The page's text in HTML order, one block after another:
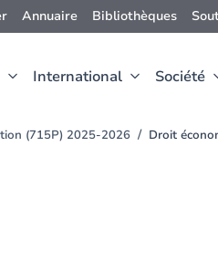
Annuaire Bibliothèques
International Société
(715P) 2025-2026 Droit